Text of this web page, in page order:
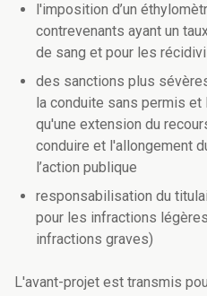
l'imposition d’un
contrevenants ayant un
de sang et pour les
des sanctions plus
la conduite sans permis
qu'une extension du
conduire et l'allongement
l’action publique
responsabilisation du
pour les infractions
infractions graves)
L'avant-projet est transmis